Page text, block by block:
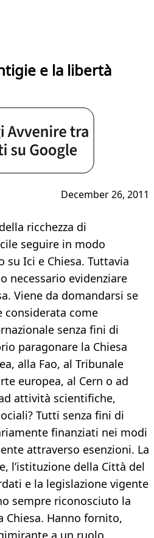
e la libertà
December 26, 2011
ricchezza di
seguire in modo
Ici e Chiesa. Tuttavia
necessario evidenziare
Viene da domandarsi se
considerata come
senza fini di
paragonare la Chiesa
alla Fao, al Tribunale
europea, al Cern o ad
attività scientifiche,
Tutti senza fini di
finanziati nei modi
attraverso esenzioni. La
l’istituzione della Città del
e la legislazione vigente
sempre riconosciuto la
Chiesa. Hanno fornito,
a un ruolo